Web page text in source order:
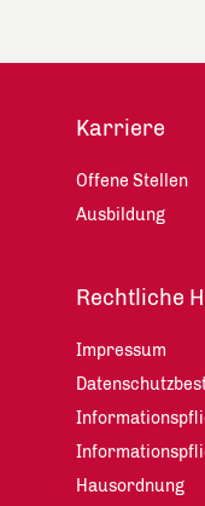
Karriere
Offene Stellen
Ausbildung
Rechtliche
Impressum
Hausordnung